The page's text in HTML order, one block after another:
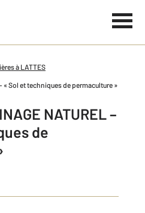
à LATTES
« Sol et techniques de permaculture »
NATUREL –
de